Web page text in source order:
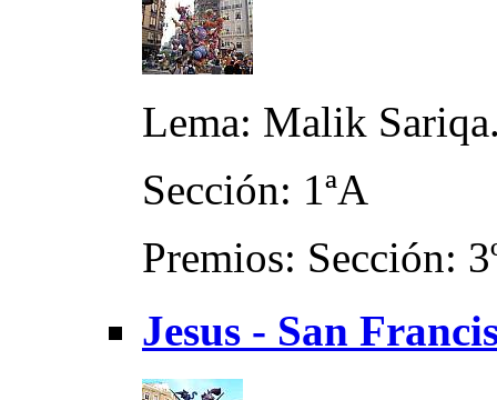
Lema: Malik
Sección: 1ªA
Premios: Sección:
Jesus - San